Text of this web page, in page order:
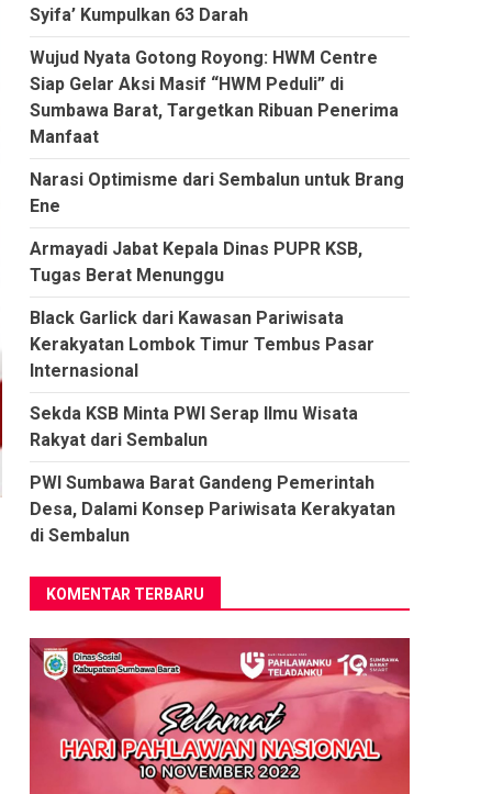
Syifa’ Kumpulkan 63 Darah
Wujud Nyata Gotong Royong: HWM Centre
Siap Gelar Aksi Masif “HWM Peduli” di
Sumbawa Barat, Targetkan Ribuan Penerima
Manfaat
Narasi Optimisme dari Sembalun untuk Brang
Ene
Armayadi Jabat Kepala Dinas PUPR KSB,
Tugas Berat Menunggu
Black Garlick dari Kawasan Pariwisata
Kerakyatan Lombok Timur Tembus Pasar
Internasional
Sekda KSB Minta PWI Serap Ilmu Wisata
Rakyat dari Sembalun
PWI Sumbawa Barat Gandeng Pemerintah
Desa, Dalami Konsep Pariwisata Kerakyatan
di Sembalun
KOMENTAR TERBARU